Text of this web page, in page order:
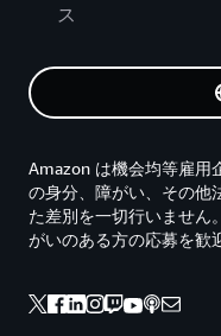
ス
Amazon は機会均等雇用
の身分、障がい、その他
た差別を一切行いません
がいのある方の応募を歓